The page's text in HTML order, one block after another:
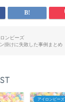
ンビーズ
掛けに失敗した事例まとめ
アイロンビーズ